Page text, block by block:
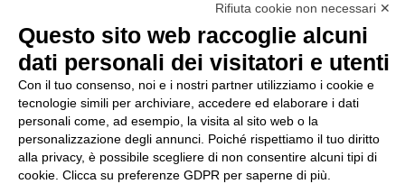
del Codice di Condotta, è
possibile presentare un
reclamo
all’Organismo di
Monitoraggio utilizzando
una delle modalità
descritte al seguente
indirizzo web
https://odm-
agenzielavoro.it/reclami/.
Rifiuta cookie non necessari ✕
Questo sito web raccoglie alcuni
dati personali dei visitatori e utenti
Con il tuo consenso, noi e i nostri partner utilizziamo i cookie e
tecnologie simili per archiviare, accedere ed elaborare i dati
personali come, ad esempio, la visita al sito web o la
personalizzazione degli annunci. Poiché rispettiamo il tuo diritto
alla privacy, è possibile scegliere di non consentire alcuni tipi di
cookie. Clicca su preferenze GDPR per saperne di più.